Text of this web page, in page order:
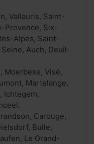
Vallauris, Saint-
Provence, Six-
Alpes, Saint-
Auch, Deuil-
Moerbeke, Visé,
Martelange,
Ichtegem,
Carouge,
Bulle,
Le Grand-